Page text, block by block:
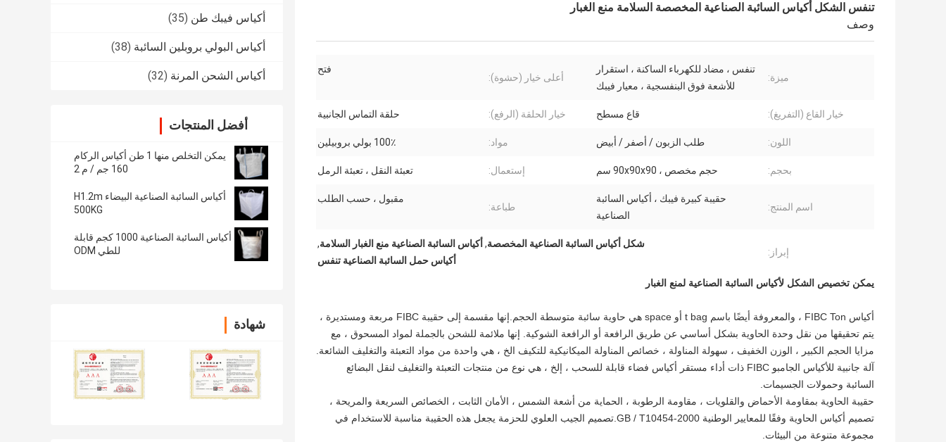
أكياس فيبك طن (35)
أكياس البولي بروبلين السائبة (38)
أكياس الشحن المرنة (32)
أفضل المنتجات
يمكن التخلص منها 1 طن أكياس الركام
160 جم ​​/ م 2
أكياس السائبة الصناعية البيضاء H1.2m
500KG
أكياس السائبة الصناعية 1000 كجم قابلة
للطي ODM
شهادة
تنفس الشكل أكياس السائبة الصناعية المخصصة السلامة منع الغبار
وصف
ميزة:
تنفس ، مضاد للكهرباء الساكنة ، استقرار
للأشعة فوق البنفسجية ، معيار فيبك
أعلى خيار (حشوة):
فتح
خيار القاع (التفريغ): قاع مسطح خيار الحلقة (الرفع): حلقة التماس الجانبية
اللون: طلب الزبون / أصفر / أبيض مواد: 100٪ بولي بروبيلين
بحجم: حجم مخصص ، 90x90x90 سم إستعمال: تعبئة النقل ، تعبئة الرمل
اسم المنتج:
حقيبة كبيرة فيبك ، أكياس السائبة
الصناعية
طباعة:
مقبول ، حسب الطلب
إبراز:
شكل أكياس السائبة الصناعية المخصصة, أكياس السائبة الصناعية منع الغبار السلامة,
أكياس حمل السائبة الصناعية تنفس
يمكن تخصيص الشكل لأكياس السائبة الصناعية لمنع الغبار
أكياس FIBC Ton ، والمعروفة أيضًا باسم t bag أو space هي حاوية سائبة متوسطة الحجم.إنها مقسمة إلى حقيبة FIBC مربعة ومستديرة ،
يتم تحقيقها من نقل وحدة الحاوية بشكل أساسي عن طريق الرافعة أو الرافعة الشوكية. إنها ملائمة للشحن بالجملة لمواد المسحوق ، مع
مزايا الحجم الكبير ، الوزن الخفيف ، سهولة المناولة ، خصائص المناولة الميكانيكية للتكيف الخ ، هي واحدة من مواد التعبئة والتغليف الشائعة.
آلة جانبية للأكياس الجامبو FIBC ذات أداء مستقر أكياس فضاء قابلة للسحب ، إلخ ، هي نوع من منتجات التعبئة والتغليف لنقل البضائع
السائبة وحمولات الجسيمات.
حقيبة الحاوية بمقاومة الأحماض والقلويات ، مقاومة الرطوبة ، الحماية من أشعة الشمس ، الأمان الثابت ، الخصائص السريعة والمريحة ،
تصميم أكياس الحاوية وفقًا للمعايير الوطنية GB / T10454-2000.تصميم الجيب العلوي للحزمة يجعل هذه الحقيبة مناسبة للاستخدام في
مجموعة متنوعة من البيئات.